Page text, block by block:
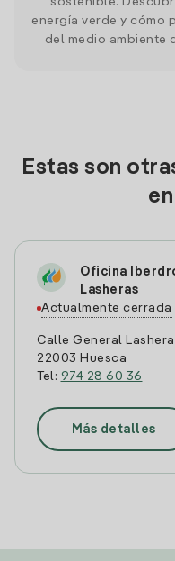
energía verde y cómo
del medio ambiente
Estas son
Oficina
Lasheras
Actualmente cerrada
Calle General
22003 Huesca
Tel: 974 28 60 36
Más detalles